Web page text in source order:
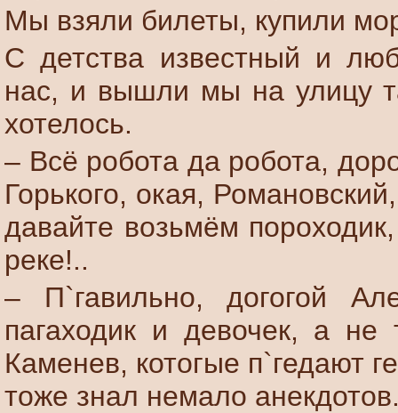
Мы взяли билеты, купили
С детства известный и
нас, и вышли мы на улицу
хотелось.
– Всё робота да робота,
Горького, окая,
давайте возьмём
реке!..
– П`гавильно, догогой
пагаходик и девочек, а не
Каменев, котогые п`гедают
тоже знал немало